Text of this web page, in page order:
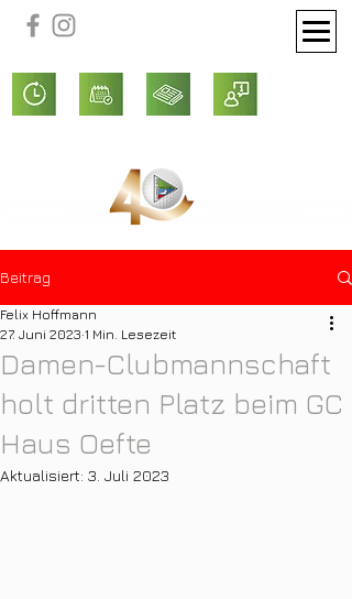
Beitrag
Damen-Clubmannschaft
holt dritten Platz beim GC
Haus Oefte
Felix Hoffmann
27. Juni 2023 1 Min. Lesezeit
Aktualisiert: 3. Juli 2023